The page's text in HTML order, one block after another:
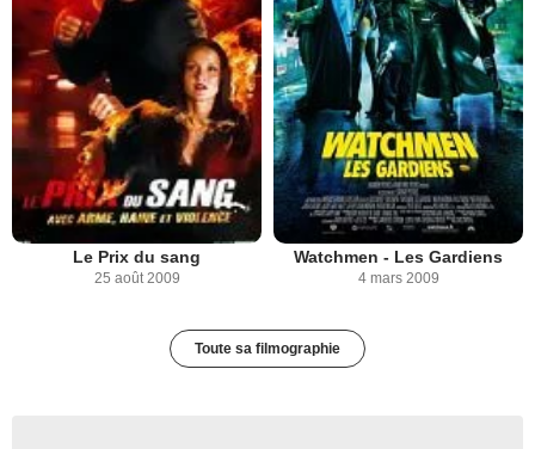
Le Prix du sang
25 août 2009
Watchmen - Les Gardiens
4 mars 2009
Toute sa filmographie